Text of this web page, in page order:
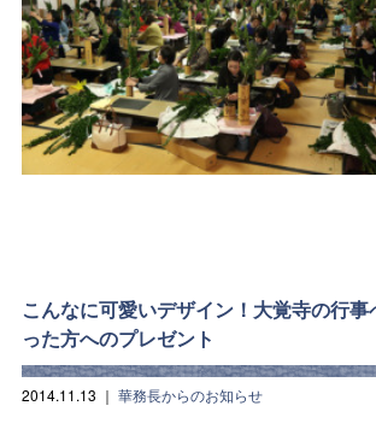
こんなに可愛いデザイン！大覚寺の行事
った方へのプレゼント
2014.11.13 ｜ 華務長からのお知らせ